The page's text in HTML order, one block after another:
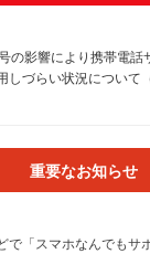
の影響により携帯電
しづらい状況について
重要なお知らせ
で「スマホなんでもサ